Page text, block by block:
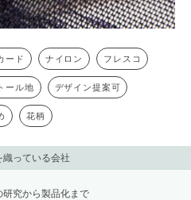
ード ナイロン フレスコ
ール地 デザイン提案可
花柄
織っている会社
研究から製品化まで